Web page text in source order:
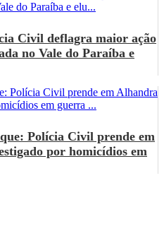
Civil deflagra maior ação
no Vale do Paraíba e
Polícia Civil prende em
por homicídios em